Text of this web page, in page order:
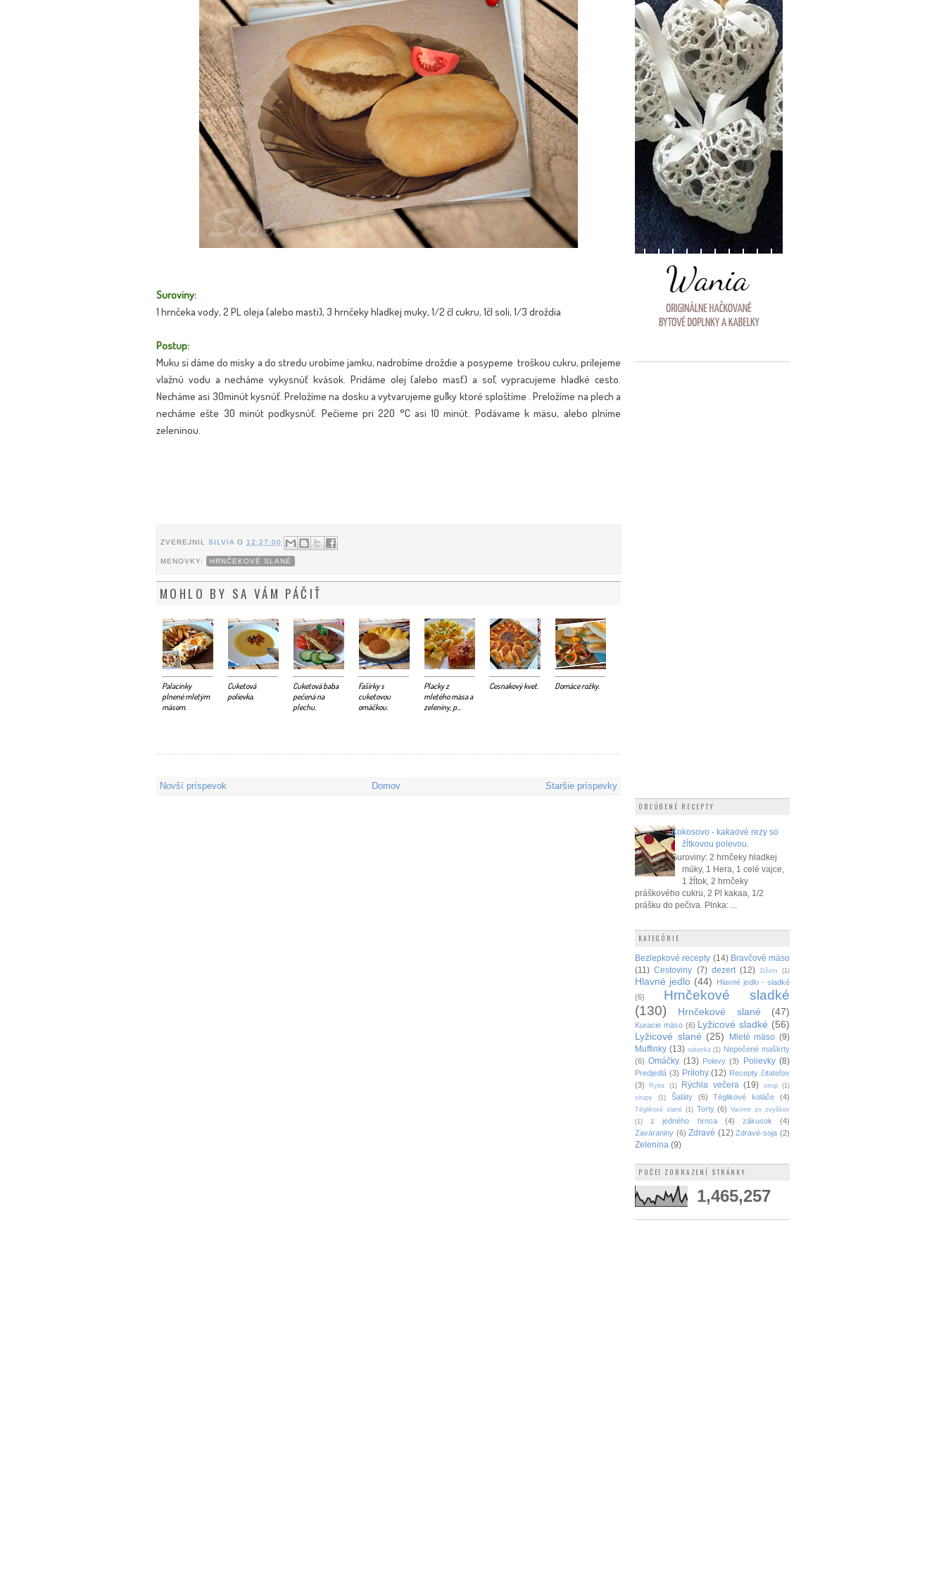
Suroviny:
1 hrnčeka vody, 2 PL oleja (alebo masti), 3 hrnčeky hladkej muky, 1/2 čl cukru, 1čl soli, 1/3 droždia
Postup:
Muku si dáme do misky a do stredu urobíme jamku, nadrobíme droždie a posypeme troškou cukru, prilejeme
vlažnú vodu a necháme vykysnúť kvások. Pridáme olej (alebo masť) a soľ, vypracujeme hladké cesto.
Necháme asi 30minút kysnúť. Preložíme na dosku a vytvarujeme guľky ktoré sploštíme . Preložíme na plech a
necháme ešte 30 minút podkysnúť. Pečieme pri 220 °C asi 10 minút. Podávame k mäsu, alebo plníme
zeleninou.
ZVEREJNILSILVIAO12:27:00
MENOVKY: HRNČEKOVÉ SLANÉ
MOHLO BY SA VÁM PÁČIŤ
Palacinky
plnené mletým
mäsom.
Cuketová
polievka.
Cuketová baba
pečená na
plechu.
Fašírky s
cuketovou
omáčkou.
Placky z
mletého mäsa a
zeleniny, p...
Cesnakový kvet. Domáce rožky.
Novší príspevok Staršie príspevky
Domov
OBĽÚBENÉ RECEPTY
Kokosovo - kakaové rezy so
žĺtkovou polevou.
Suroviny: 2 hrnčeky hladkej
múky, 1 Hera, 1 celé vajce,
1 žĺtok, 2 hrnčeky
práškového cukru, 2 Pl kakaa, 1/2
prášku do pečiva. Plnka: ...
KATEGÓRIE
Bezlepkové recepty (14) Bravčové mäso
(11) Cestoviny (7) dezert (12) Džem (1)
Hlavné jedlo (44)
Hlavné jedlo - sladké
(6)
Hrnčekové sladké
(130)
Hrnčekové slané (47)
Kuracie mäso (6) Lyžicové sladké (56)
Lyžicové slané (25) Mleté mäso (9)
Muffinky (13) nátierka (1) Nepečené maškrty
(6) Omáčky (13) Polevy (3) Polievky (8)
Predjedlá (3) Prílohy (12) Recepty čitateľov
(3)
Ryba (1) Rýchla večera (19) sirup
(1)
sirupy
(1) Šaláty (6) Téglikové koláče (4)
Téglikové slané (1) Torty (6)
Varíme zo zvyškov
(1)
z jedného hrnca (4) zákusok
(4)
Zaváraniny (6) Zdravé (12) Zdravé-soja (2)
Zelenina (9)
POČET ZOBRAZENÍ STRÁNKY
1,465,257